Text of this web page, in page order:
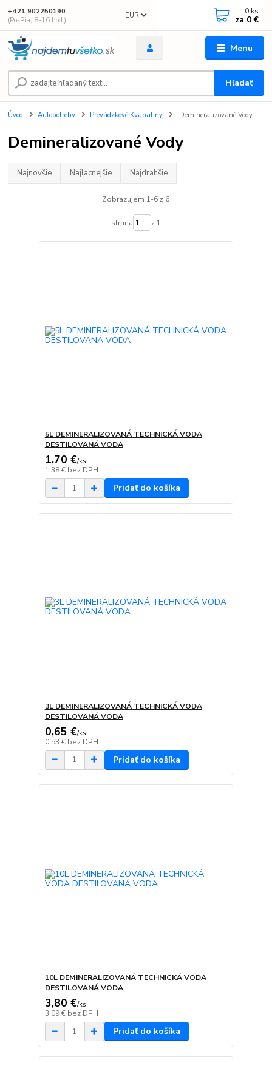
Menu
EUR
Hľadať
+421 902250190
(Po-Pia, 8-16 hod.)
0 ks
za 0 €
Úvod Autopotreby Prevádzkové Kvapaliny Demineralizované Vody
Demineralizované Vody
Najnovšie Najlacnejšie Najdrahšie
Zobrazujem 1-6 z 6
strana z 1
5L DEMINERALIZOVANÁ TECHNICKÁ VODA
DESTILOVANÁ VODA
1,70 €/ks
1,38 € bez DPH
Pridať do košíka
3L DEMINERALIZOVANÁ TECHNICKÁ VODA
DESTILOVANÁ VODA
0,65 €/ks
0,53 € bez DPH
Pridať do košíka
10L DEMINERALIZOVANÁ TECHNICKÁ VODA
DESTILOVANÁ VODA
3,80 €/ks
3,09 € bez DPH
Pridať do košíka